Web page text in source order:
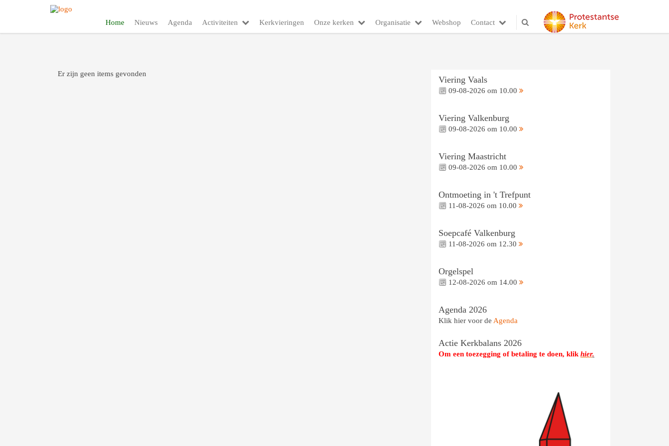
Home Nieuws Agenda Activiteiten Kerkvieringen Onze kerken Organisatie Webshop Contact
Er zijn geen items gevonden
Viering Vaals
09-08-2026 om 10.00
Viering Valkenburg
09-08-2026 om 10.00
Viering Maastricht
09-08-2026 om 10.00
Ontmoeting in 't Trefpunt
11-08-2026 om 10.00
Soepcafé Valkenburg
11-08-2026 om 12.30
Orgelspel
12-08-2026 om 14.00
Agenda 2026
Klik hier voor de Agenda
Actie Kerkbalans 2026
Om een toezegging of betaling te doen, klikhier.